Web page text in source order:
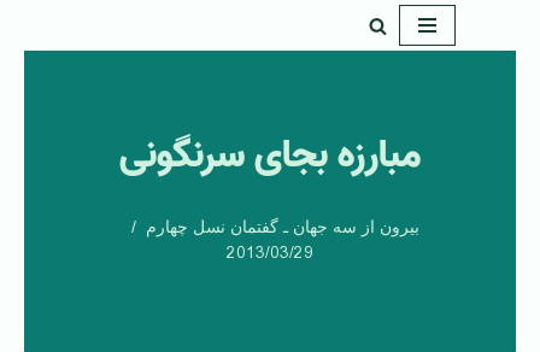
مبارزه بجای سرنگونی
بیرون از سه جهان ـ گفتمان نسل چهارم
2013/03/29